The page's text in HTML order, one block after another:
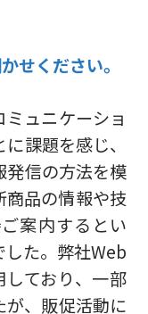
せください。
ュニケーショ
課題を感じ、
発信の方法を模
商品の情報や技
案内するとい
した。弊社Web
ており、一部
が、販促活動に